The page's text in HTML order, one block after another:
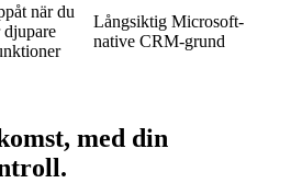
när du
djupare
Långsiktig Microsoft-
native CRM-grund
med din